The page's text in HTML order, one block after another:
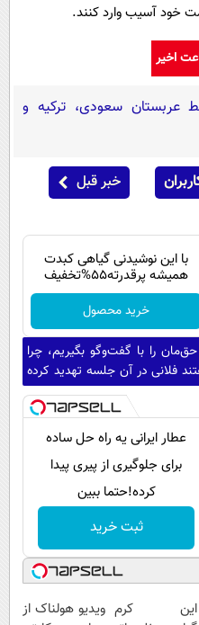
خود آسیب وارد کنند.
اخیر
عربستان سعودی، ترکیه و
خبر قبل
با این نوشیدنی گیاهی کبدت
همیشه پرقدرته55%تخفیف
خرید محصول
را با گفت‌وگو بگیریم، چرا
فلانی در آن جلسه تهدید کرده
توافق کرده؛ مگر آن فرماندهان از
عطار ایرانی یه راه حل ساده
برای جلوگیری از پیری پیدا
کرده!حتما ببین
ثبت خرید
این کرم ویدیو هولناک از